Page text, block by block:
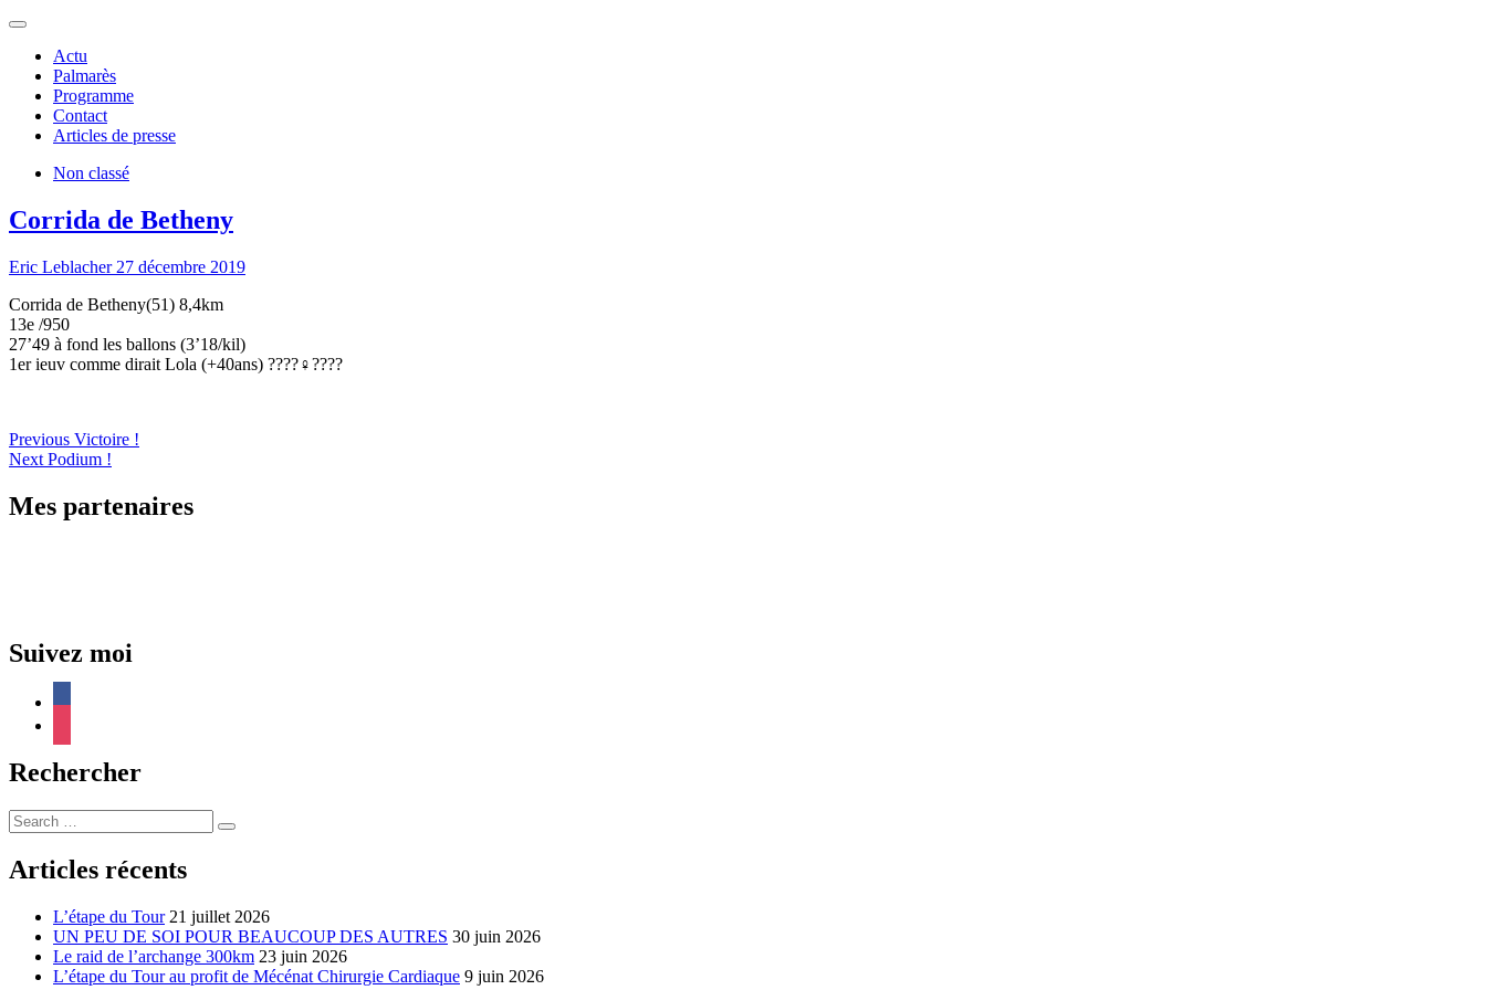
Eric Leblacher
Actu
Palmarès
Programme
Contact
Articles de presse
Non classé
Corrida de Betheny
Eric Leblacher27 décembre 2019
Corrida de Betheny(51) 8,4km
13e /950
27’49 à fond les ballons (3’18/kil)
1er ieuv comme dirait Lola (+40ans) ????‍♀️????
Navigation
de
l’article
Previous Previous
post:
Victoire !
Next Next
Podium !
Mes partenaires
Suivez moi
Rechercher
Search
…
Articles récents
L’étape du Tour 21 juillet 2026
UN PEU DE SOI POUR BEAUCOUP DES AUTRES 30 juin 2026
Le raid de l’archange 300km 23 juin 2026
L’étape du Tour au profit de Mécénat Chirurgie Cardiaque 9 juin 2026